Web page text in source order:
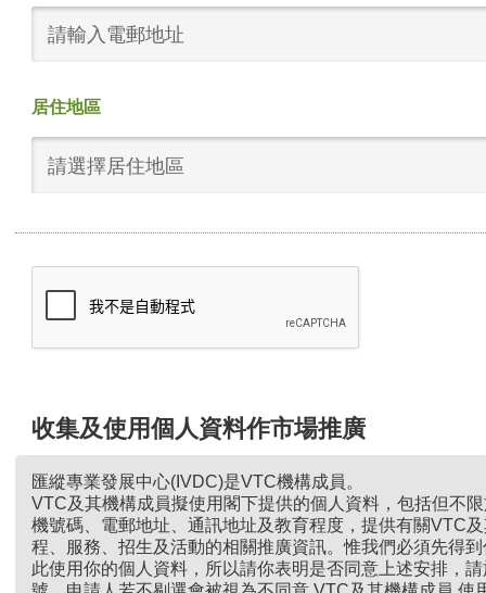
居住地區
請選擇居住地區
收集及使用個人資料作市場推廣
匯縱專業發展中心(IVDC)是VTC機構成員。
VTC及其機構成員擬使用閣下提供的個人資料，包括但不
機號碼、電郵地址、通訊地址及教育程度，提供有關VTC
程、服務、招生及活動的相關推廣資訊。惟我們必須先得
此使用你的個人資料，所以請你表明是否同意上述安排，